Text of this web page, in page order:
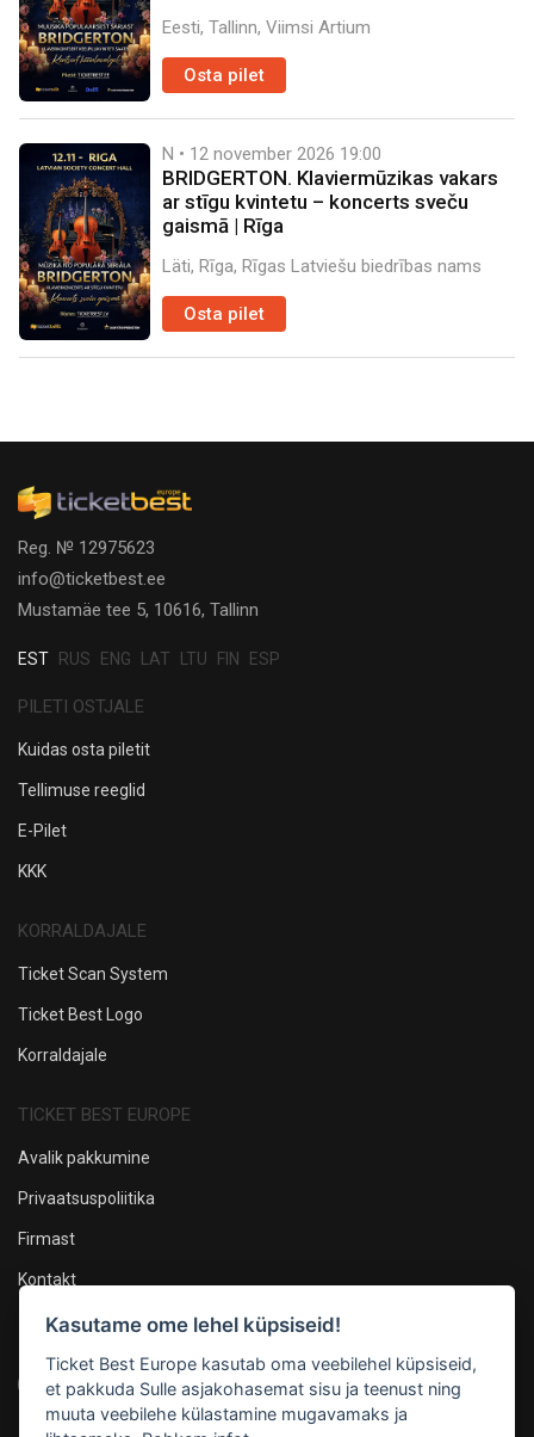
Eesti, Tallinn, Viimsi Artium
Osta pilet
N • 12 november 2026 19:00
BRIDGERTON. Klaviermūzikas vakars
ar stīgu kvintetu – koncerts sveču
gaismā | Rīga
Läti, Rīga, Rīgas Latviešu biedrības nams
Osta pilet
Reg. № 12975623
info@ticketbest.ee
Mustamäe tee 5, 10616, Tallinn
EST RUS ENG LAT LTU FIN ESP
PILETI OSTJALE
Kuidas osta piletit
Tellimuse reeglid
E-Pilet
KKK
KORRALDAJALE
Ticket Scan System
Ticket Best Logo
Korraldajale
TICKET BEST EUROPE
Avalik pakkumine
Privaatsuspoliitika
Firmast
Kontakt
Oleme sotsiaalmeedias
Kasutame ome lehel küpsiseid!
Ticket Best Europe kasutab oma veebilehel küpsiseid,
et pakkuda Sulle asjakohasemat sisu ja teenust ning
muuta veebilehe külastamine mugavamaks ja